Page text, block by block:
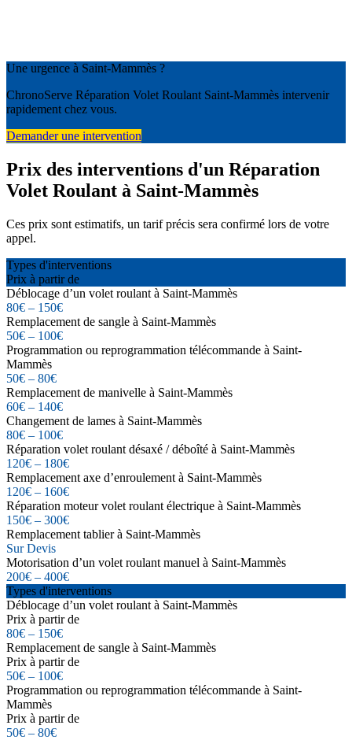
Une urgence à Saint-Mammès ?
ChronoServe Réparation Volet Roulant Saint-Mammès intervenir
rapidement chez vous.
Demander une intervention
Prix des interventions d'un Réparation
Volet Roulant à Saint-Mammès
Ces prix sont estimatifs, un tarif précis sera confirmé lors de votre
appel.
Types d'interventions
Prix à partir de
Déblocage d’un volet roulant à Saint-Mammès
80€ – 150€
Remplacement de sangle à Saint-Mammès
50€ – 100€
Programmation ou reprogrammation télécommande à Saint-
Mammès
50€ – 80€
Remplacement de manivelle à Saint-Mammès
60€ – 140€
Changement de lames à Saint-Mammès
80€ – 100€
Réparation volet roulant désaxé / déboîté à Saint-Mammès
120€ – 180€
Remplacement axe d’enroulement à Saint-Mammès
120€ – 160€
Réparation moteur volet roulant électrique à Saint-Mammès
150€ – 300€
Remplacement tablier à Saint-Mammès
Sur Devis
Motorisation d’un volet roulant manuel à Saint-Mammès
200€ – 400€
Types d'interventions
Déblocage d’un volet roulant à Saint-Mammès
Prix à partir de
80€ – 150€
Remplacement de sangle à Saint-Mammès
Prix à partir de
50€ – 100€
Programmation ou reprogrammation télécommande à Saint-
Mammès
Prix à partir de
50€ – 80€